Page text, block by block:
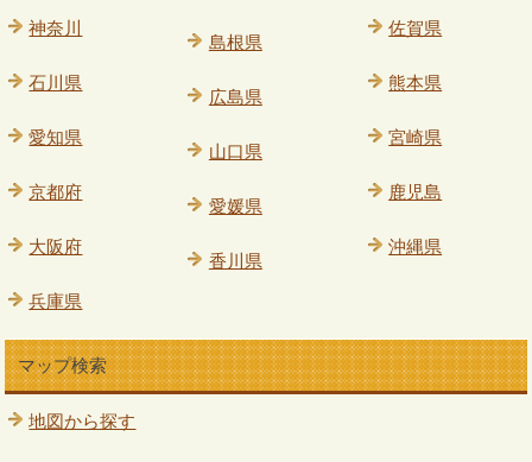
神奈川
石川県
愛知県
京都府
大阪府
兵庫県
島根県
広島県
山口県
愛媛県
香川県
佐賀県
熊本県
宮崎県
鹿児島
沖縄県
マップ検索
地図から探す